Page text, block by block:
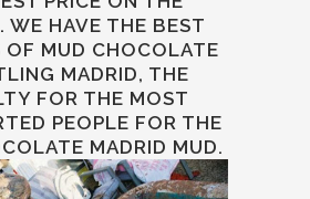
WE HAVE THE BEST
OF MUD CHOCOLATE
MADRID, THE
FOR THE MOST
PEOPLE FOR THE
MADRID MUD.